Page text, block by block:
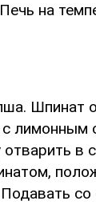
на
Шпинат
лимонным
в